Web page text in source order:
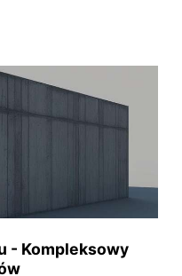
- Kompleksowy